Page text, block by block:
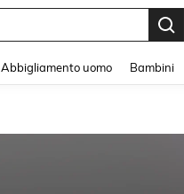
Abbigliamento uomo Bambini